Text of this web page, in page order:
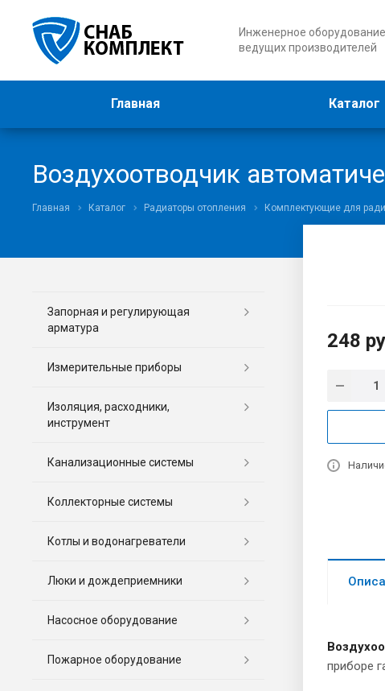
Инженерное оборудование
ведущих производителей
Главная Каталог
Воздухоотводчик
Главная Каталог Радиаторы отопления Комплектующие для
248
приборе
Запорная и регулирующая
арматура
Измерительные приборы
Изоляция, расходники,
инструмент
Канализационные системы
Коллекторные системы
Котлы и водонагреватели
Люки и дождеприемники
Насосное оборудование
Пожарное оборудование